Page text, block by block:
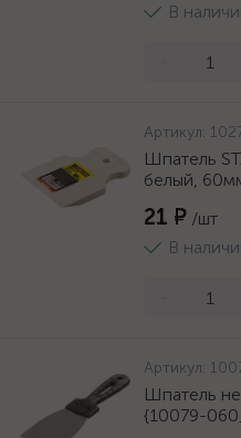
В
Артикул:
Шпатель
белый,
21 ₽ /шт
В
Артикул:
Шпатель
{10079-